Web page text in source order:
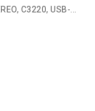
C3220, USB-...